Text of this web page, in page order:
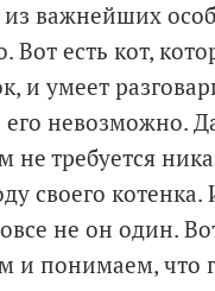
важнейших
есть кот,
и умеет
невозможно.
не требуется
своего
не он один.
и понимаем, что